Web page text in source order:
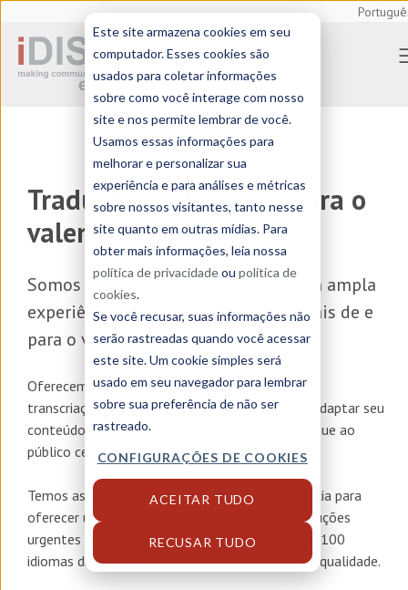
Este site armazena cookies em seu
computador. Esses cookies são
usados para coletar informações
sobre como você interage com nosso
site e nos permite lembrar de você.
Usamos essas informações para
melhorar e personalizar sua
experiência e para análises e métricas
sobre nossos visitantes, tanto nesse
site quanto em outras mídias. Para
obter mais informações, leia nossa
política de privacidadeou política de
cookies.
Se você recusar, suas informações não
serão rastreadas quando você acessar
este site. Um cookie simples será
usado em seu navegador para lembrar
sobre sua preferência de não ser
rastreado.
CONFIGURAÇÕES DE COOKIES
ACEITAR TUDO
RECUSAR TUDO
Tradução profissional para o
valenciano
Somos umaagência de traduçãocom ampla
experiência em traduções profissionais de e
para o valenciano
Oferecemos serviços detradução, localização e
transcriação em valencianopara ajudar você a adaptar seu
conteúdo e garantir que a mensagem certa chegue ao
público certo.
Temos as pessoas, as ferramentas e a experiência para
oferecer um serviço abrangente, tanto em traduções
urgentes quanto de grande volume, em mais de 100
idiomas diferentes e com todas as garantias de qualidade.